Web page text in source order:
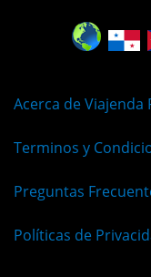
Acerca de Viajenda
Terminos y
Preguntas
Políticas de